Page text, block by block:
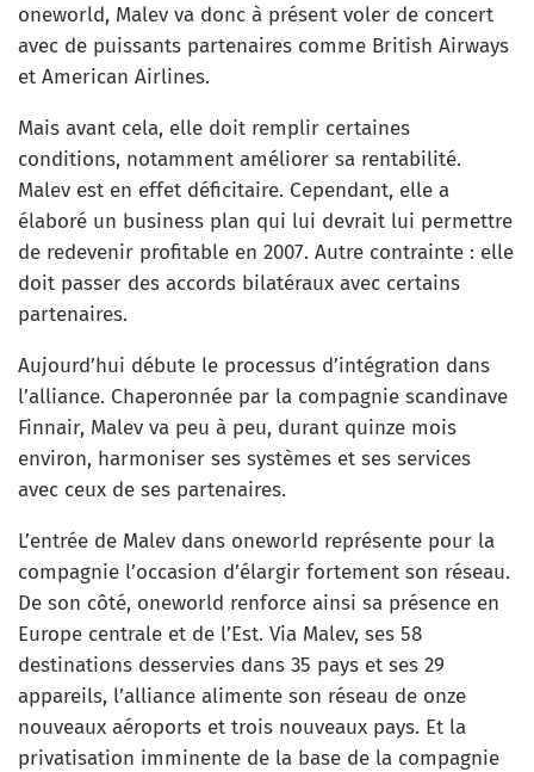
oneworld, Malev va donc à présent voler de concert
avec de puissants partenaires comme British Airways
et American Airlines.
Mais avant cela, elle doit remplir certaines
conditions, notamment améliorer sa rentabilité.
Malev est en effet déficitaire. Cependant, elle a
élaboré un business plan qui lui devrait lui permettre
de redevenir profitable en 2007. Autre contrainte : elle
doit passer des accords bilatéraux avec certains
partenaires.
Aujourd’hui débute le processus d’intégration dans
l’alliance. Chaperonnée par la compagnie scandinave
Finnair, Malev va peu à peu, durant quinze mois
environ, harmoniser ses systèmes et ses services
avec ceux de ses partenaires.
L’entrée de Malev dans oneworld représente pour la
compagnie l’occasion d’élargir fortement son réseau.
De son côté, oneworld renforce ainsi sa présence en
Europe centrale et de l’Est. Via Malev, ses 58
destinations desservies dans 35 pays et ses 29
appareils, l’alliance alimente son réseau de onze
nouveaux aéroports et trois nouveaux pays. Et la
privatisation imminente de la base de la compagnie